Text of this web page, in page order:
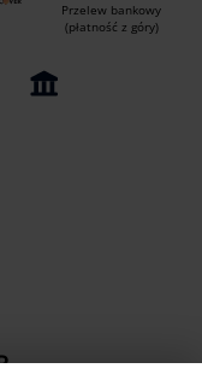
Przelew bankowy
(płatność z góry)